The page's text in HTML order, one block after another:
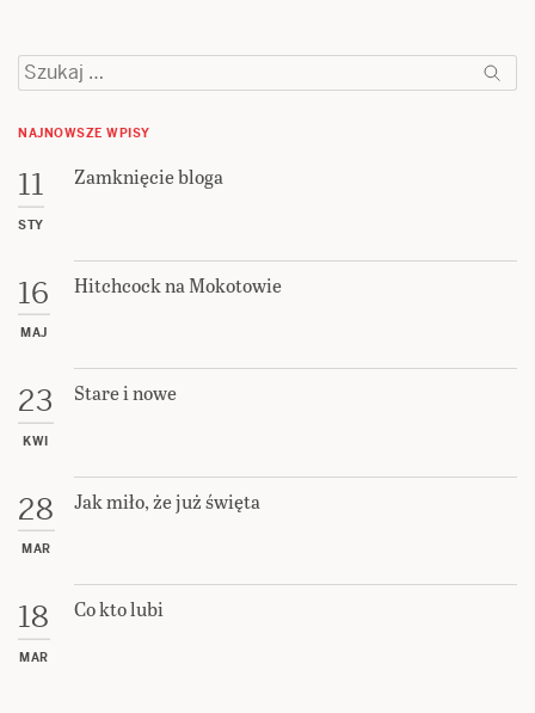
Szukaj:
NAJNOWSZE WPISY
11
STY
Zamknięcie bloga
16
MAJ
Hitchcock na Mokotowie
23
KWI
Stare i nowe
28
MAR
Jak miło, że już święta
18
MAR
Co kto lubi